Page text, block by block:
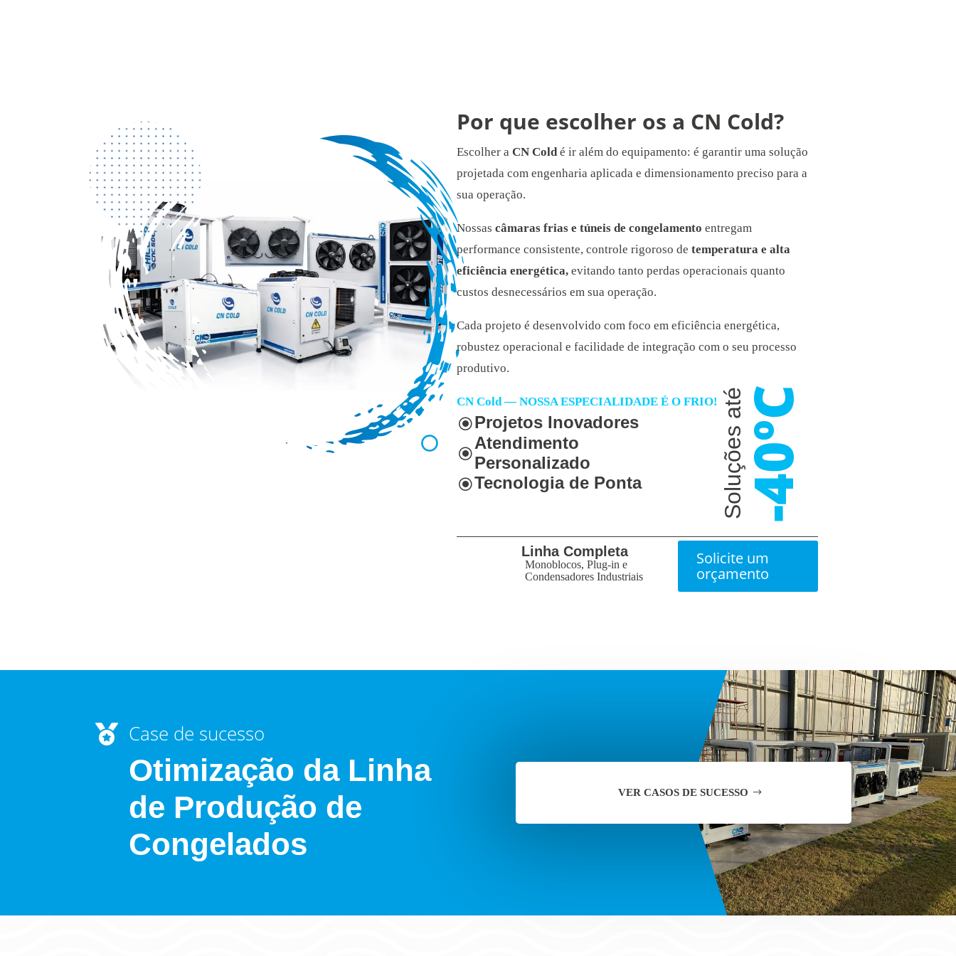
Por que escolher os a CN Cold?
Escolher aCN Cold é ir além do equipamento: é garantir uma solução
projetada com engenharia aplicada e dimensionamento preciso para a
sua operação.
Nossascâmaras frias e túneis de congelamento entregam
performance consistente, controle rigoroso detemperatura e alta
eficiência energética, evitando tanto perdas operacionais quanto
custos desnecessários em sua operação.
Cada projeto é desenvolvido com foco em eficiência energética,
robustez operacional e facilidade de integração com o seu processo
produtivo.
CN Cold — NOSSA ESPECIALIDADE É O FRIO!
\Projetos Inovadores
\
Atendimento
Personalizado
\Tecnologia de Ponta Soluções até-40ºC
Linha Completa
Monoblocos, Plug-in e
Condensadores Industriais
Solicite um
orçamento
 Case de sucesso
Otimização da Linha
de Produção de
Congelados
VER CASOS DE SUCESSO